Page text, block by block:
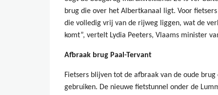
brug die over het Albertkanaal ligt. Voor
die volledig vrij van de rijweg liggen, wat de
komt”, vertelt Lydia Peeters, Vlaams minister
Afbraak brug Paal-Tervant
Fietsers blijven tot de afbraak van de oude
gebruiken. De nieuwe fietstunnel onder de